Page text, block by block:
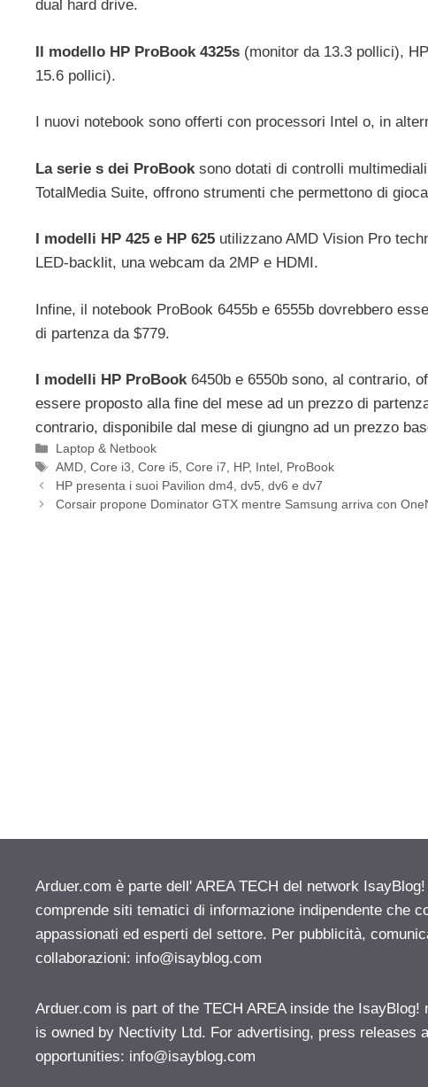
dual hard drive.
Il modello HP ProBook 4325s (monitor da 13.3 pollici),
15.6 pollici).
I nuovi notebook sono offerti con processori Intel o, in
La serie s dei ProBook sono dotati di controlli
TotalMedia Suite, offrono strumenti che permettono di
I modelli HP 425 e HP 625 utilizzano AMD Vision Pro
LED-backlit, una webcam da 2MP e HDMI.
Infine, il notebook ProBook 6455b e 6555b dovrebbero
di partenza da $779.
I modelli HP ProBook6450b e 6550b sono, al contrario,
essere proposto alla fine del mese ad un prezzo di
contrario, disponibile dal mese di giungno ad un prezzo
Categorie
Laptop & Netbook
Tag
AMD,Core i3,Core i5,Core i7, HP, Intel, ProBook
HP presenta i suoi Pavilion dm4, dv5, dv6 e dv7
Corsair propone Dominator GTX mentre Samsung arriva con
Arduer.com è parte dell' AREA TECH del network
comprende siti tematici di informazione indipendente che
appassionati ed esperti del settore. Per pubblicità,
collaborazioni: info@isayblog.com
Arduer.com is part of the TECH AREA inside the IsayBlog!
is owned by Nectivity Ltd. For advertising, press releases
opportunities: info@isayblog.com